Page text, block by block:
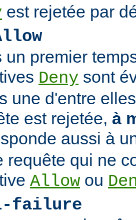
est rejetée par
un premier
Deny sont
une d'entre
est rejetée, à
aussi à
requête qui ne
Allow ou
failure